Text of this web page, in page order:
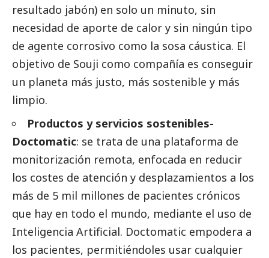
resultado jabón) en solo un minuto, sin
necesidad de aporte de calor y sin ningún tipo
de agente corrosivo como la sosa cáustica. El
objetivo de Souji como compañía es conseguir
un planeta más justo, más sostenible y más
limpio.
Productos y servicios sostenibles-
Doctomatic: se trata de una plataforma de
monitorización remota, enfocada en reducir
los costes de atención y desplazamientos a los
más de 5 mil millones de pacientes crónicos
que hay en todo el mundo, mediante el uso de
Inteligencia Artificial. Doctomatic empodera a
los pacientes, permitiéndoles usar cualquier